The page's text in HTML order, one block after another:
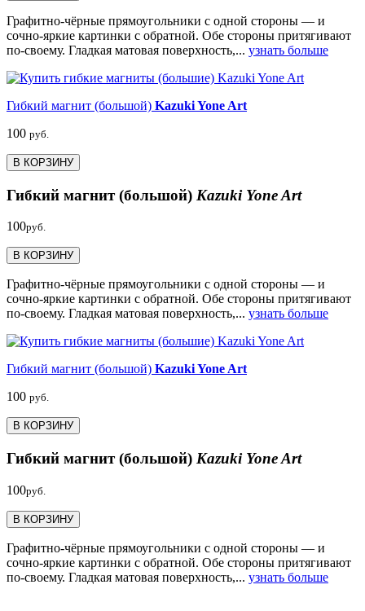
Графитно-чёрные прямоугольники с одной стороны — и
сочно-яркие картинки с обратной. Обе стороны притягивают
по-своему. Гладкая матовая поверхность,... узнать больше
Гибкий магнит (большой) Kazuki Yone Art
100 руб.
В КОРЗИНУ
Гибкий магнит (большой) Kazuki Yone Art
100руб.
В КОРЗИНУ
Графитно-чёрные прямоугольники с одной стороны — и
сочно-яркие картинки с обратной. Обе стороны притягивают
по-своему. Гладкая матовая поверхность,... узнать больше
Гибкий магнит (большой) Kazuki Yone Art
100 руб.
В КОРЗИНУ
Гибкий магнит (большой) Kazuki Yone Art
100руб.
В КОРЗИНУ
Графитно-чёрные прямоугольники с одной стороны — и
сочно-яркие картинки с обратной. Обе стороны притягивают
по-своему. Гладкая матовая поверхность,... узнать больше